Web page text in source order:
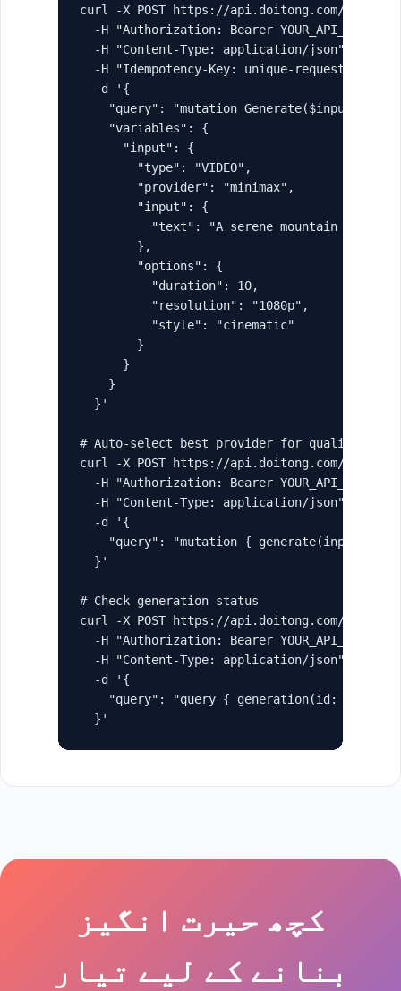
curl -X POST https://api.doitong.com/
  -H "Authorization: Bearer YOUR_API_KEY" \
  -H "Content-Type: application/json" \
-H "Idempotency-Key: unique-request-id-
  -d '{
"query": "mutation Generate($input:
    "variables": {
      "input": {
        "type": "VIDEO",
        "provider": "minimax",
        "input": {
"text": "A serene mountain
        },
        "options": {
          "duration": 10,
          "resolution": "1080p",
          "style": "cinematic"
        }
      }
    }
  }'
# Auto-select best provider for quality
curl -X POST https://api.doitong.com/
  -H "Authorization: Bearer YOUR_API_KEY" \
  -H "Content-Type: application/json" \
  -d '{
"query": "mutation { generate(input: {
  }'
# Check generation status
curl -X POST https://api.doitong.com/
  -H "Authorization: Bearer YOUR_API_KEY" \
  -H "Content-Type: application/json" \
  -d '{
"query": "query { generation(id:
  }'
کچھ حیرت انگیز
بنانے کے لیے تیار